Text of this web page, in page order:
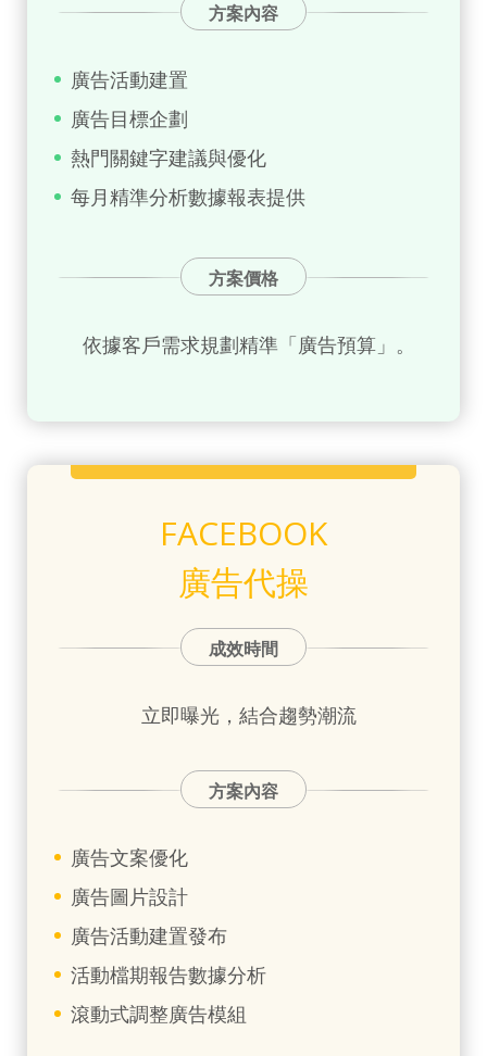
方案內容
廣告活動建置
廣告目標企劃
熱門關鍵字建議與優化
每月精準分析數據報表提供
方案價格
依據客戶需求規劃精準「廣告預算」。
FACEBOOK
廣告代操
成效時間
立即曝光，結合趨勢潮流
方案內容
廣告文案優化
廣告圖片設計
廣告活動建置發布
活動檔期報告數據分析
滾動式調整廣告模組